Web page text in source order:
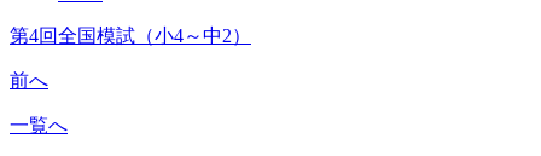
第4回全国模試（小4～中2）
前へ
一覧へ